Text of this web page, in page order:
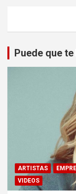
Puede que
ARTISTAS
VIDEOS